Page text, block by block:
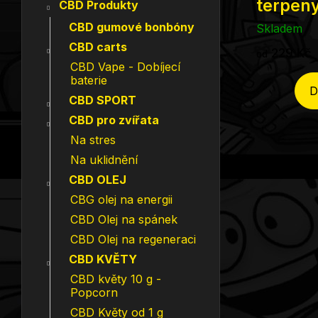
CBD Produkty
CBD gumové bonbóny
CBD carts
CBD Vape - Dobíjecí
baterie
CBD SPORT
CBD pro zvířata
Na stres
Na uklidnění
CBD OLEJ
CBG olej na energii
CBD Olej na spánek
CBD Olej na regeneraci
CBD KVĚTY
CBD květy 10 g -
Popcorn
CBD Květy od 1 g
Skladem